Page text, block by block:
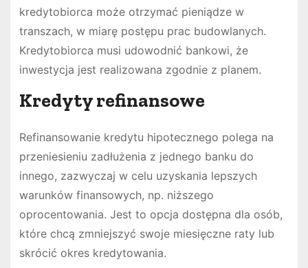
kredytobiorca może otrzymać pieniądze w
transzach, w miarę postępu prac budowlanych.
Kredytobiorca musi udowodnić bankowi, że
inwestycja jest realizowana zgodnie z planem.
Kredyty refinansowe
Refinansowanie kredytu hipotecznego polega na
przeniesieniu zadłużenia z jednego banku do
innego, zazwyczaj w celu uzyskania lepszych
warunków finansowych, np. niższego
oprocentowania. Jest to opcja dostępna dla osób,
które chcą zmniejszyć swoje miesięczne raty lub
skrócić okres kredytowania.